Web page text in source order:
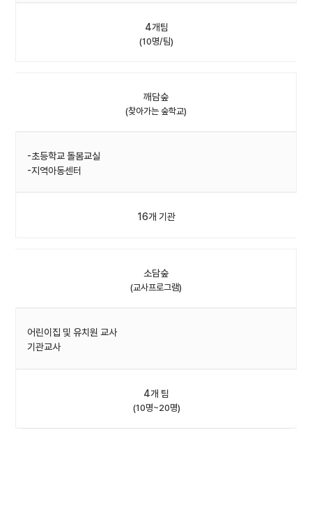
4개팀
(10명/팀)
깨담숲
(찾아가는 숲학교)
-초등학교 돌봄교실
-지역아동센터
16개 기관
소담숲
(교사프로그램)
어린이집 및 유치원 교사
기관교사
4개 팀
(10명~20명)